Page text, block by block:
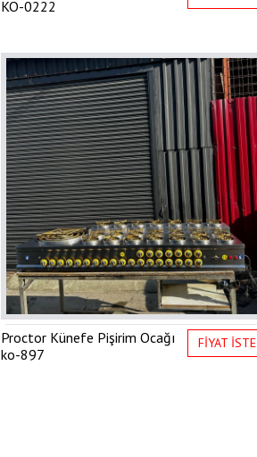
KO-0222
Proctor Künefe Pişirim Ocağı
ko-897
FİYAT İSTE